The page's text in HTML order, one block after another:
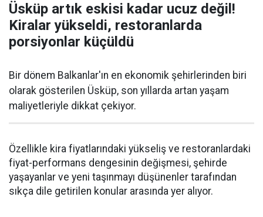
Üsküp artık eskisi kadar ucuz değil!
Kiralar yükseldi, restoranlarda
porsiyonlar küçüldü
Bir dönem Balkanlar'ın en ekonomik şehirlerinden biri
olarak gösterilen Üsküp, son yıllarda artan yaşam
maliyetleriyle dikkat çekiyor.
Özellikle kira fiyatlarındaki yükseliş ve restoranlardaki
fiyat-performans dengesinin değişmesi, şehirde
yaşayanlar ve yeni taşınmayı düşünenler tarafından
sıkça dile getirilen konular arasında yer alıyor.